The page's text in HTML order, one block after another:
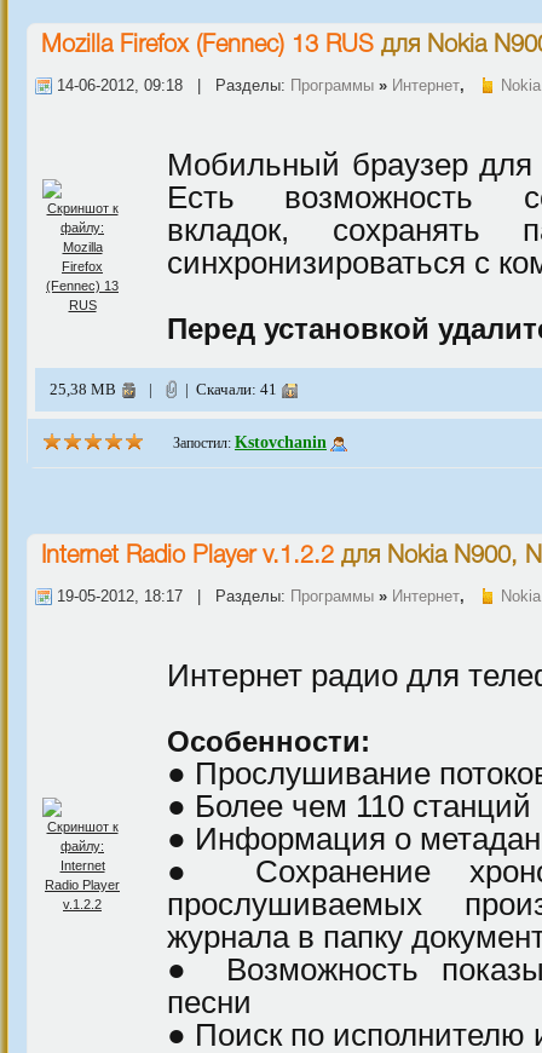
Mozilla Firefox (Fennec) 13 RUS для Nokia
14-06-2012, 09:18 | Разделы: Программы » Интернет,
Мобильный браузер
Есть возможность
вкладок,
синхронизироваться с
Перед установкой
25,38 MB | | Скачали: 41
Запостил: Kstovchanin
Internet Radio Player v.1.2.2 для Nokia N900,
19-05-2012, 18:17 | Разделы: Программы » Интернет,
Интернет радио для
Особенности:
● Прослушивание
● Более чем 110 станций
● Информация о
● Сохранение
прослушиваемых
журнала в папку
● Возможность
песни
● Поиск по исполнителю